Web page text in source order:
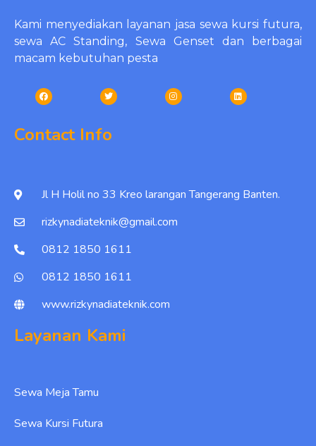
Kami menyediakan layanan jasa sewa kursi futura,
sewa AC Standing, Sewa Genset dan berbagai
macam kebutuhan pesta
Contact Info
Jl H Holil no 33 Kreo larangan Tangerang Banten.
rizkynadiateknik@gmail.com
0812 1850 1611
0812 1850 1611
www.rizkynadiateknik.com
Layanan Kami
Sewa Meja Tamu
Sewa Kursi Futura